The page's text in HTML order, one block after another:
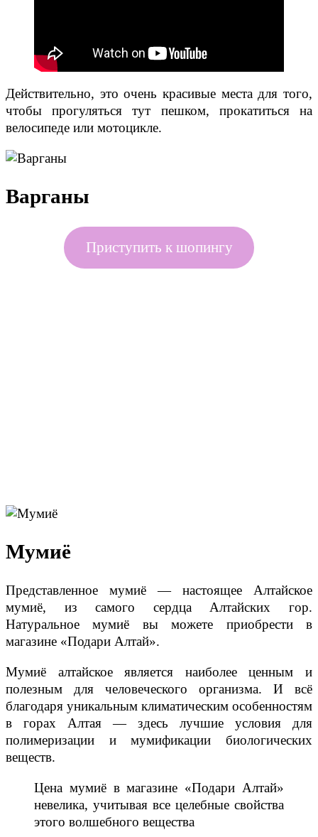
Действительно, это очень красивые места для того,
чтобы прогуляться тут пешком, прокатиться на
велосипеде или мотоцикле.
Варганы
Приступить к шопингу
Мумиё
Представленное мумиё — настоящее Алтайское
мумиё, из самого сердца Алтайских гор.
Натуральное мумиё вы можете приобрести в
магазине «Подари Алтай».
Мумиё алтайское является наиболее ценным и
полезным для человеческого организма. И всё
благодаря уникальным климатическим особенностям
в горах Алтая — здесь лучшие условия для
полимеризации и мумификации биологических
веществ.
Цена мумиё в магазине «Подари Алтай»
невелика, учитывая все целебные свойства
этого волшебного вещества